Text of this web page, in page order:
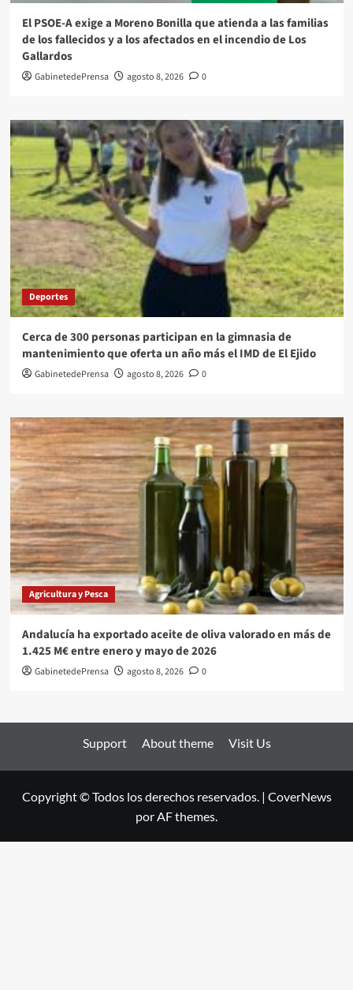
El PSOE-A exige a Moreno Bonilla que atienda a las familias
de los fallecidos y a los afectados en el incendio de Los
Gallardos
GabinetedePrensa agosto 8, 2026 0
Deportes
Cerca de 300 personas participan en la gimnasia de
mantenimiento que oferta un año más el IMD de El Ejido
GabinetedePrensa agosto 8, 2026 0
Agricultura y Pesca
Andalucía ha exportado aceite de oliva valorado en más de
1.425 M€ entre enero y mayo de 2026
GabinetedePrensa agosto 8, 2026 0
Support About theme Visit Us
Copyright © Todos los derechos reservados. | CoverNews
por AF themes.